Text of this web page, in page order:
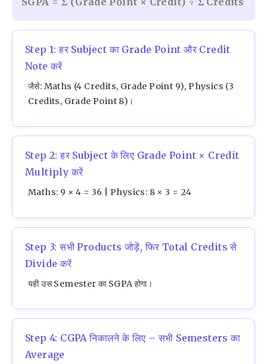
Step 1: हर Subject का Grade Point और Credit
Note करें
जैसे: Maths (4 Credits, Grade Point 9), Physics (3
Credits, Grade Point 8)।
Step 2: हर Subject के लिए Grade Point × Credit
Multiply करें
Maths: 9 × 4 = 36 | Physics: 8 × 3 = 24
Step 3: सभी Products जोड़ें, फिर Total Credits से
Divide करें
यही उस Semester का SGPA होगा।
Step 4: CGPA निकालने के लिए – सभी Semesters का
Average